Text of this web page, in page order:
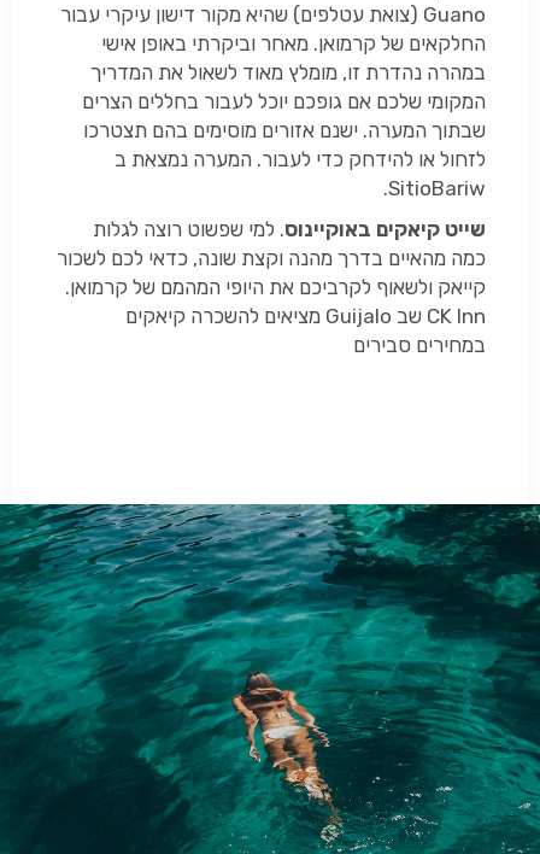
Guano (צואת עטלפים) שהיא מקור דישון עיקרי עבור
החלקאים של קרמואן. מאחר וביקרתי באופן אישי
במהרה נהדרת זו, מומלץ מאוד לשאול את המדריך
המקומי שלכם אם גופכם יוכל לעבור בחללים הצרים
שבתוך המערה. ישנם אזורים מוסימים בהם תצטרכו
לזחול או להידחק כדי לעבור. המערה נמצאת ב
SitioBariw.
שייט קיאקים באוקיינוס. למי שפשוט רוצה לגלות
כמה מהאיים בדרך מהנה וקצת שונה, כדאי לכם לשכור
קייאק ולשאוף לקרביכם את היופי המהמם של קרמואן.
CK Inn שב Guijalo מציאים להשכרה קיאקים
במחירים סבירים